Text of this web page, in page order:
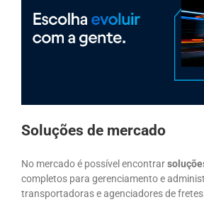
Soluções de mercado
No mercado é possível encontrar
completos para gerenciamento e
transportadoras e agenciadores de